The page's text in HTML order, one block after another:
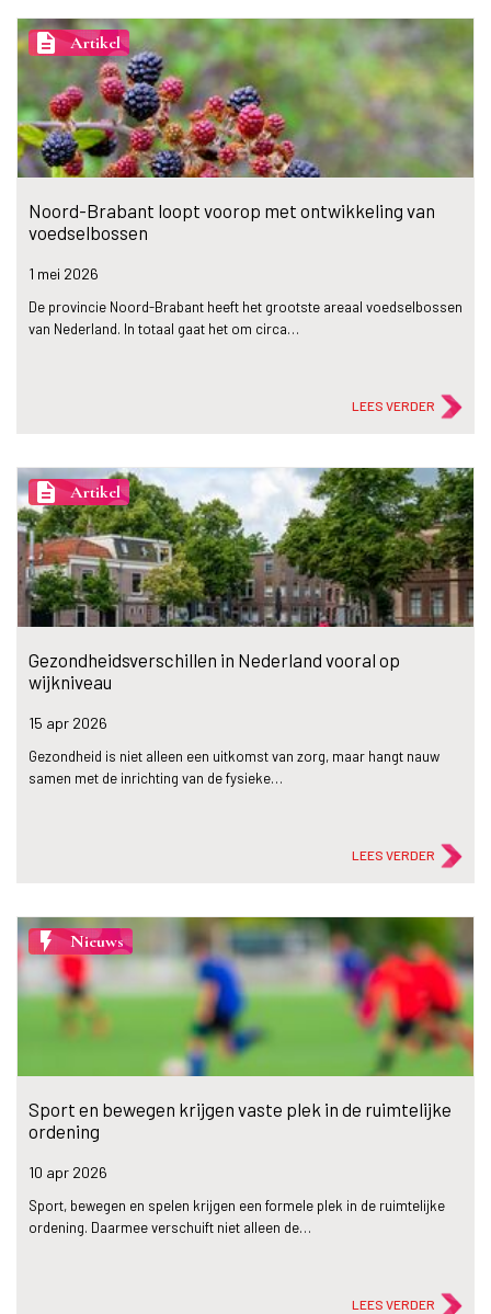
description Artikel
Noord-Brabant loopt voorop met ontwikkeling van
voedselbossen
1 mei 2026
De provincie Noord-Brabant heeft het grootste areaal voedselbossen
van Nederland. In totaal gaat het om circa…
LEES VERDER
description Artikel
Gezondheidsverschillen in Nederland vooral op
wijkniveau
15 apr 2026
Gezondheid is niet alleen een uitkomst van zorg, maar hangt nauw
samen met de inrichting van de fysieke…
LEES VERDER
flash_on Nieuws
Sport en bewegen krijgen vaste plek in de ruimtelijke
ordening
10 apr 2026
Sport, bewegen en spelen krijgen een formele plek in de ruimtelijke
ordening. Daarmee verschuift niet alleen de…
LEES VERDER